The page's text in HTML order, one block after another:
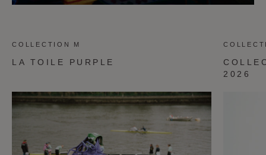
COLLECTION M
LA TOILE PURPLE
2026